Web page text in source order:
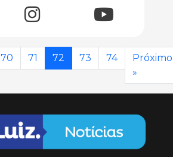
70 71 72 73 74
Próximo
»